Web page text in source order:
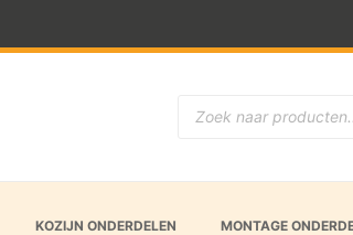
KOZIJN ONDERDELEN MONTAGE